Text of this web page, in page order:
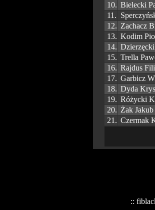
10. Bielecki
11.
12. Zachacz
13. Kodim
14.
15. Trella
16. Rajdus
17. Garbicz
18. Dyda
19. Różycki
20. Żak Jakub
21. Czermak
::